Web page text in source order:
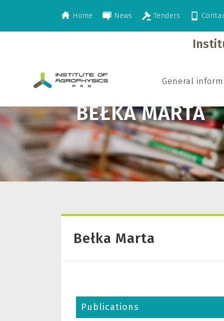
Home News Tenders
General
BEŁKA MARTA
>Bełka Marta
Bełka Marta
Publications